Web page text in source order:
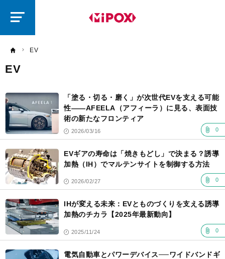
EV
EV
「塗る・切る・磨く」が次世代EVを支える可能
性——AFEELA（アフィーラ）に見る、表面技
術の新たなフロンティア
2026/03/16 0
EVギアの寿命は「焼きもどし」で決まる？誘導
加熱（IH）でマルテンサイトを制御する方法
2026/02/27 0
IHが変える未来：EVとものづくりを支える誘導
加熱のチカラ【2025年最新動向】
2025/11/24 0
電気自動車とパワーデバイス──ワイドバンドギ